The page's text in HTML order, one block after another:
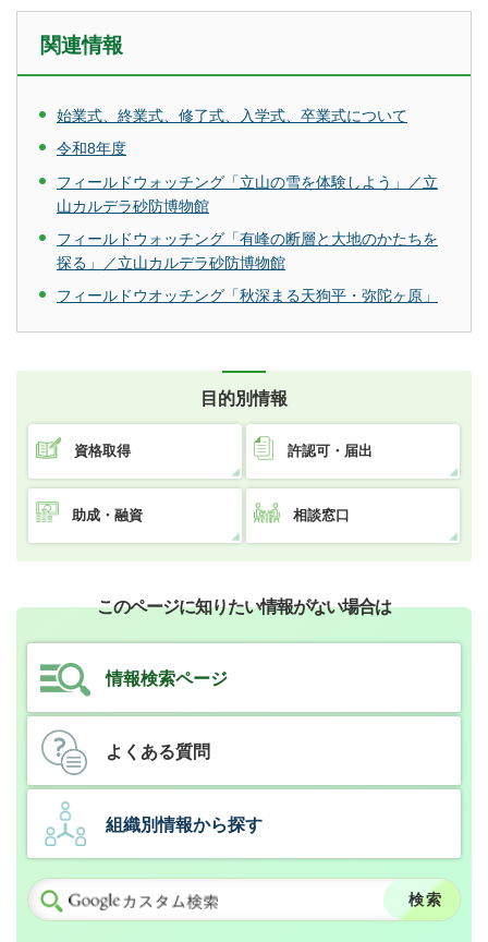
関連情報
始業式、終業式、修了式、入学式、卒業式について
令和8年度
フィールドウォッチング「立山の雪を体験しよう」／立
山カルデラ砂防博物館
フィールドウォッチング「有峰の断層と大地のかたちを
探る」／立山カルデラ砂防博物館
フィールドウオッチング「秋深まる天狗平・弥陀ヶ原」
目的別情報
資格取得 許認可・届出
助成・融資 相談窓口
このページに知りたい情報がない場合は
情報検索ページ
よくある質問
組織別情報から探す